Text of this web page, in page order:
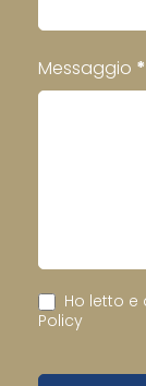
Messaggio *
Ho letto
Policy